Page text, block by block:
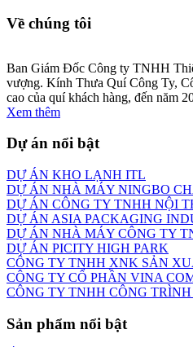
Về chúng tôi
Ban Giám Đốc Công ty TNHH
vượng. Kính Thưa Quí Công Ty,
cao của quí khách hàng, đến năm
Xem thêm
Dự án nổi bật
DỰ ÁN KHO LẠNH ITL
DỰ ÁN NHÀ MÁY NINGBO
DỰ ÁN CÔNG TY TNHH NỘI
DỰ ÁN ASIA PACKAGING
DỰ ÁN NHÀ MÁY CÔNG TY
DỰ ÁN PICITY HIGH PARK
CÔNG TY TNHH XNK SẢN
CÔNG TY CỔ PHẦN VINA
CÔNG TY TNHH CÔNG
Sản phẩm nổi bật